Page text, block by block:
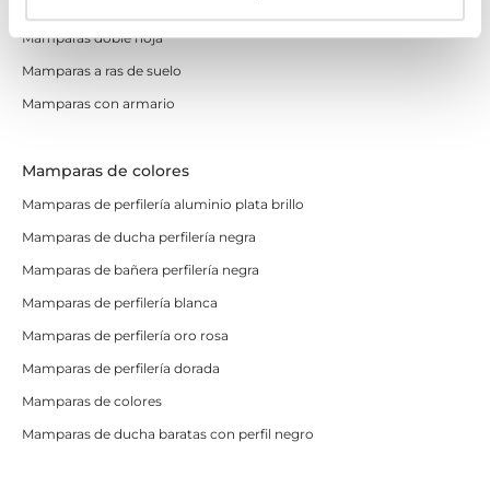
Mamparas doble hoja
Mamparas a ras de suelo
Mamparas con armario
Mamparas de colores
Mamparas de perfilería aluminio plata brillo
Mamparas de ducha perfilería negra
Mamparas de bañera perfilería negra
Mamparas de perfilería blanca
Mamparas de perfilería oro rosa
Mamparas de perfilería dorada
Mamparas de colores
Mamparas de ducha baratas con perfil negro